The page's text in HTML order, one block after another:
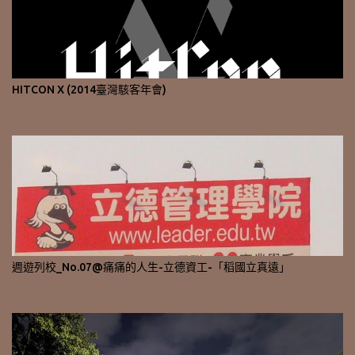
HITCON X (2014臺灣駭客年會)
週遊列校_No.07@痛痛的人生-立德資工-「稻國立真遠」